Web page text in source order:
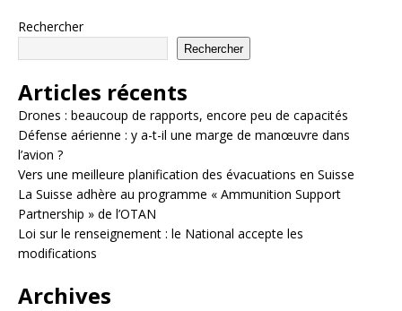
Rechercher
Rechercher
Articles récents
Drones : beaucoup de rapports, encore peu de capacités
Défense aérienne : y a-t-il une marge de manœuvre dans
l’avion ?
Vers une meilleure planification des évacuations en Suisse
La Suisse adhère au programme « Ammunition Support
Partnership » de l’OTAN
Loi sur le renseignement : le National accepte les
modifications
Archives